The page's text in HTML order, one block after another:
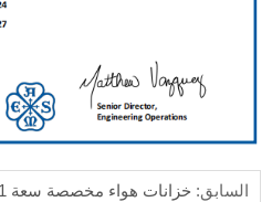
السابق: خزانات هواء مخصصة سعة 0.1 لتر للدراجات الجبلية